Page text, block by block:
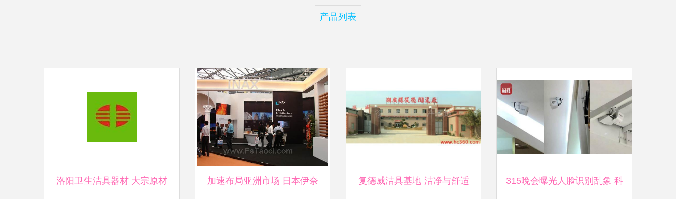
产品列表
洛阳卫生洁具器材 大宗原材 加速布局亚洲市场 日本伊奈 复德威洁具基地 洁净与舒适 315晚会曝光人脸识别乱象 科